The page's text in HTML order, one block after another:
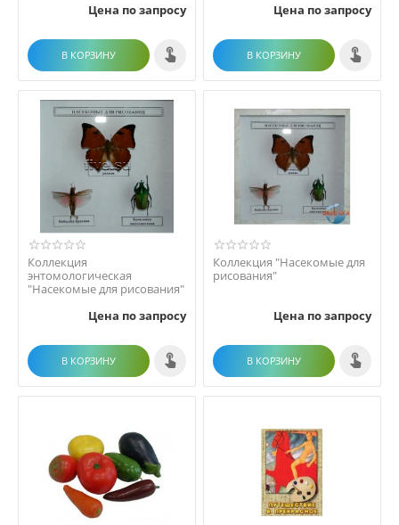
Цена по запросу
В КОРЗИНУ
Цена по запросу
В КОРЗИНУ
Коллекция
энтомологическая
"Насекомые для рисования"
Цена по запросу
В КОРЗИНУ
Коллекция "Насекомые для
рисования"
Цена по запросу
В КОРЗИНУ